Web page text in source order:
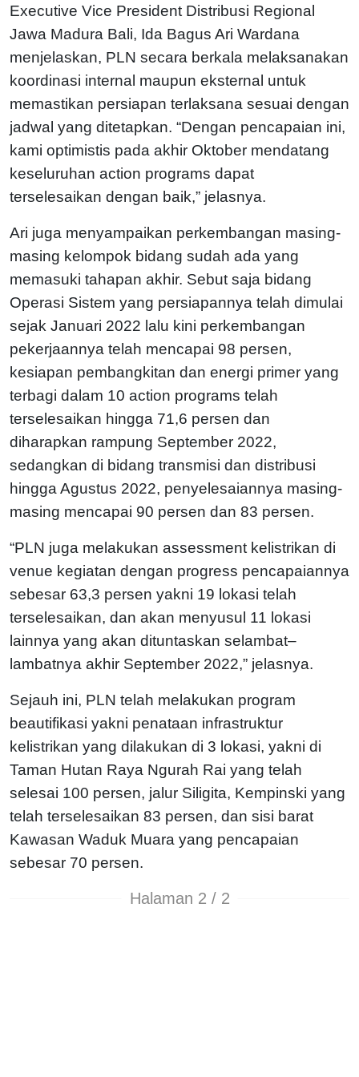
Executive Vice President Distribusi Regional
Jawa Madura Bali, Ida Bagus Ari Wardana
menjelaskan, PLN secara berkala melaksanakan
koordinasi internal maupun eksternal untuk
memastikan persiapan terlaksana sesuai dengan
jadwal yang ditetapkan. “Dengan pencapaian ini,
kami optimistis pada akhir Oktober mendatang
keseluruhan action programs dapat
terselesaikan dengan baik,” jelasnya.
Ari juga menyampaikan perkembangan masing-
masing kelompok bidang sudah ada yang
memasuki tahapan akhir. Sebut saja bidang
Operasi Sistem yang persiapannya telah dimulai
sejak Januari 2022 lalu kini perkembangan
pekerjaannya telah mencapai 98 persen,
kesiapan pembangkitan dan energi primer yang
terbagi dalam 10 action programs telah
terselesaikan hingga 71,6 persen dan
diharapkan rampung September 2022,
sedangkan di bidang transmisi dan distribusi
hingga Agustus 2022, penyelesaiannya masing-
masing mencapai 90 persen dan 83 persen.
“PLN juga melakukan assessment kelistrikan di
venue kegiatan dengan progress pencapaiannya
sebesar 63,3 persen yakni 19 lokasi telah
terselesaikan, dan akan menyusul 11 lokasi
lainnya yang akan dituntaskan selambat–
lambatnya akhir September 2022,” jelasnya.
Sejauh ini, PLN telah melakukan program
beautifikasi yakni penataan infrastruktur
kelistrikan yang dilakukan di 3 lokasi, yakni di
Taman Hutan Raya Ngurah Rai yang telah
selesai 100 persen, jalur Siligita, Kempinski yang
telah terselesaikan 83 persen, dan sisi barat
Kawasan Waduk Muara yang pencapaian
sebesar 70 persen.
Halaman 2 / 2